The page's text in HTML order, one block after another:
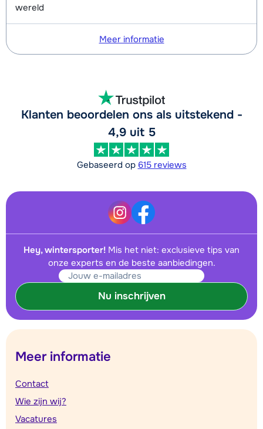
wereld
Meer informatie
Klanten beoordelen ons als uitstekend -
4,9 uit 5
Gebaseerd op 615 reviews
Hey, wintersporter! Mis het niet: exclusieve tips van
onze experts en de beste aanbiedingen.
Nu inschrijven
Meer informatie
Contact
Wie zijn wij?
Vacatures